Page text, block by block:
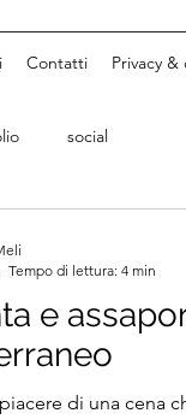
Contatti Privacy &
social
e
di una cena
Tempo di lettura: 4 min